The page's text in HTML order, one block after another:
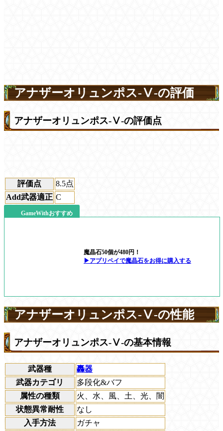
アナザーオリュンポス-Ⅴ-の評価
アナザーオリュンポス-Ⅴ-の評価点
評価点 8.5点
Add武器適正 C
GameWithおすすめ
魔晶石50個が480円！
▶アプリペイで魔晶石をお得に購入する
アナザーオリュンポス-Ⅴ-の性能
アナザーオリュンポス-Ⅴ-の基本情報
武器種
轟器
武器カテゴリ
多段化&バフ
属性の種類
火、水、風、土、光、闇
状態異常耐性
なし
入手方法
ガチャ